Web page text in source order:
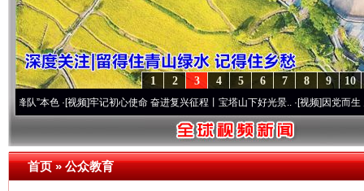
10
9
8
7
6
5
4
3
2
1
·[视频]牢记初心使命 奋进复兴征程丨宝塔山下好光景..·[视频]因党而生 为党而战
首页»公众教育